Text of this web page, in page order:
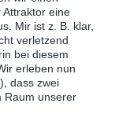
Attraktor eine
Mir ist z. B. klar,
verletzend
bei diesem
erleben nun
dass zwei
Raum unserer